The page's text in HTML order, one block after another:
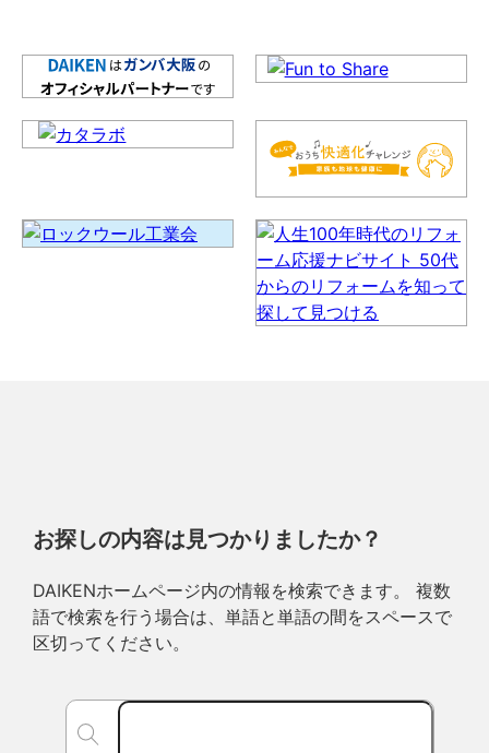
お探しの内容は見つかりましたか？
DAIKENホームページ内の情報を検索できます。 複数
語で検索を行う場合は、単語と単語の間をスペースで
区切ってください。